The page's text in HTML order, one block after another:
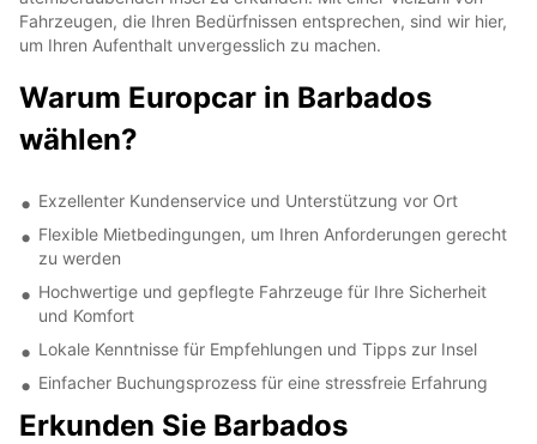
Fahrzeugen, die Ihren Bedürfnissen entsprechen, sind wir hier,
um Ihren Aufenthalt unvergesslich zu machen.
Warum Europcar in Barbados
wählen?
Exzellenter Kundenservice und Unterstützung vor Ort
Flexible Mietbedingungen, um Ihren Anforderungen gerecht
zu werden
Hochwertige und gepflegte Fahrzeuge für Ihre Sicherheit
und Komfort
Lokale Kenntnisse für Empfehlungen und Tipps zur Insel
Einfacher Buchungsprozess für eine stressfreie Erfahrung
Erkunden Sie Barbados